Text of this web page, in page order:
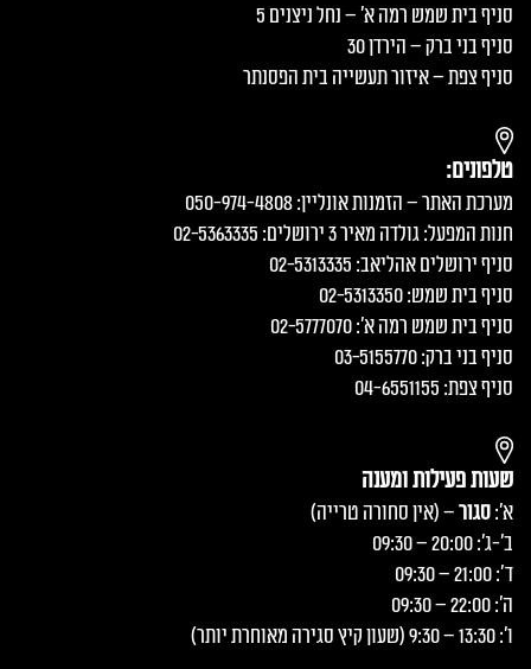
סניף בית שמש רמה א׳ – נחל ניצנים 5
סניף בני ברק – הירדן 30
סניף צפת – איזור תעשייה בית הפסנתר
טלפונים:
מערכת האתר – הזמנות אונליין: 050-974-4808
חנות המפעל: גולדה מאיר 3 ירושלים: 02-5363335
סניף ירושלים אהליאב: 02-5313335
סניף בית שמש: 02-5313350
סניף בית שמש רמה א׳: 02-5777070
סניף בני ברק: 03-5155770
סניף צפת: 04-6551155
שעות פעילות ומענה
א':סגור– (אין סחורה טרייה)
ב'-ג': 20:00 – 09:30
ד': 21:00 – 09:30
ה': 22:00 – 09:30
ו': 13:30 – 9:30 (שעון קיץ סגירה מאוחרת יותר)